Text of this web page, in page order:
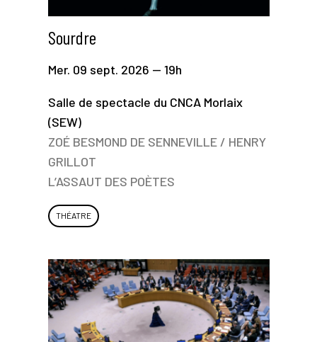
Sourdre
Mer. 09 sept. 2026 — 19h
Salle de spectacle du CNCA Morlaix
(SEW)
ZOÉ BESMOND DE SENNEVILLE / HENRY
GRILLOT
L’ASSAUT DES POÈTES
THÉATRE